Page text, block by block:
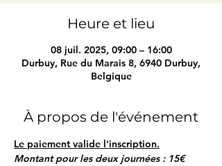
Heure et lieu
08 juil. 2025, 09:00 – 16:00
Durbuy, Rue du Marais 8, 6940 Durbuy,
Belgique
À propos de l'événement
Le paiement valide l'inscription.
Montant pour les deux journées : 15€